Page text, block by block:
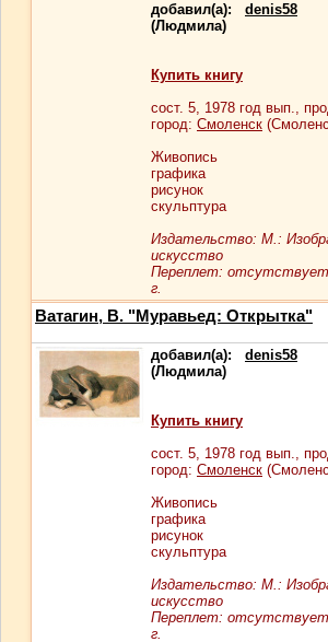
добавил(а): denis58
(Людмила)
Купить книгу
сост. 5, 1978 год вып.,
город: Смоленск
Живопись
графика
рисунок
скульптура
Издательство: М.:
искусство
Переплет:
г.
Ватагин, В. "Муравьед: Открытка"
добавил(а): denis58
(Людмила)
Купить книгу
сост. 5, 1978 год вып.,
город: Смоленск
Живопись
графика
рисунок
скульптура
Издательство: М.:
искусство
Переплет:
г.